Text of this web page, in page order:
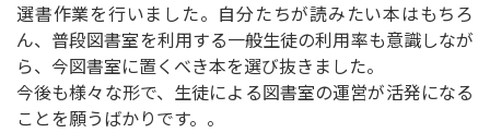
選書作業を行いました。自分たちが読みたい本はもちろ
ん、普段図書室を利用する一般生徒の利用率も意識しなが
ら、今図書室に置くべき本を選び抜きました。
今後も様々な形で、生徒による図書室の運営が活発になる
ことを願うばかりです。。